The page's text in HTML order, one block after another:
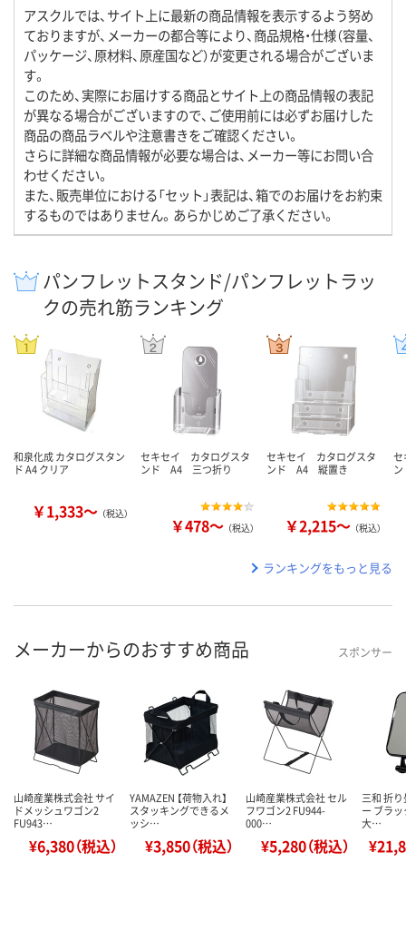
アスクルでは、サイト上に最新の商品情報を表示するよう努め
ておりますが、メーカーの都合等により、商品規格・仕様（容量、
パッケージ、原材料、原産国など）が変更される場合がございま
す。
このため、実際にお届けする商品とサイト上の商品情報の表記
が異なる場合がございますので、ご使用前には必ずお届けした
商品の商品ラベルや注意書きをご確認ください。
さらに詳細な商品情報が必要な場合は、メーカー等にお問い合
わせください。
また、販売単位における「セット」表記は、箱でのお届けをお約束
するものではありません。あらかじめご了承ください。
パンフレットスタンド/パンフレットラッ
クの売れ筋ランキング
和泉化成 カタログスタン
ド A4 クリア
￥1,333～ （税込）
セキセイ カタログスタ
ンド A4 三つ折り
￥478～ （税込）
セキセイ カタログスタ
ンド A4 縦置き
￥2,215～ （税込）
ランキングをもっと見る
メーカーからのおすすめ商品 スポンサー
山崎産業株式会社 サイ
ドメッシュワゴン2
FU943…
¥6,380（税込）
YAMAZEN 【荷物入れ】
スタッキングできるメ
ッシ…
¥3,850（税込）
山崎産業株式会社 セル
フワゴン2 FU944-
000…
¥5,280（税込）
三和 折
ー ブラッ
大…